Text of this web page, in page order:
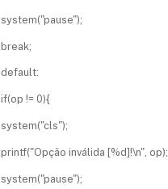
system("pause");
break;
default:
if(op != 0){
system("cls");
printf("Opção inválida [%d]!\n", op);
system("pause");